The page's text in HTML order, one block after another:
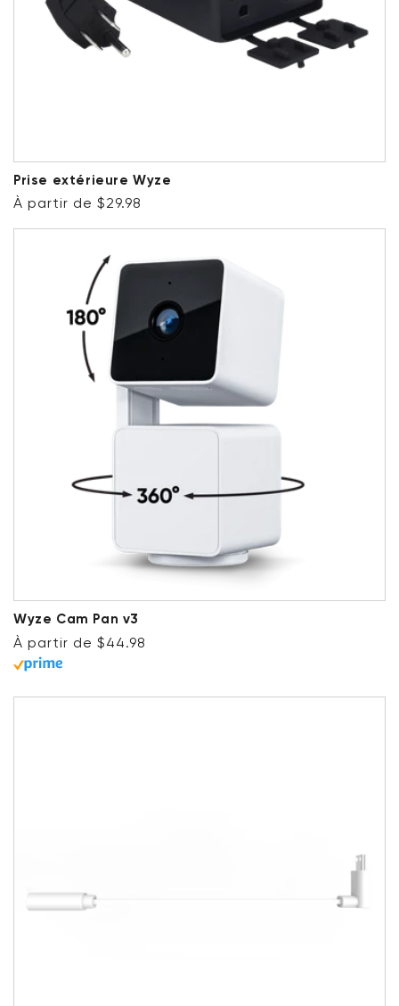
Prise extérieure Wyze
Prix ​​régulier
À partir de $29.98
Wyze Cam Pan v3
Prix ​​régulier
À partir de $44.98